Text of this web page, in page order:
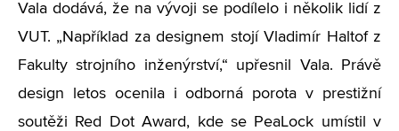
Vala dodává, že na vývoji se podílelo i několik lidí z
VUT. „Například za designem stojí Vladimír Haltof z
Fakulty strojního inženýrství,“ upřesnil Vala. Právě
design letos ocenila i odborná porota v prestižní
soutěži Red Dot Award, kde se PeaLock umístil v